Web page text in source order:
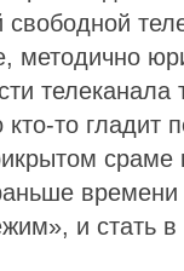
свободной
методично
телеканала
то гладит
сраме
времени
и стать